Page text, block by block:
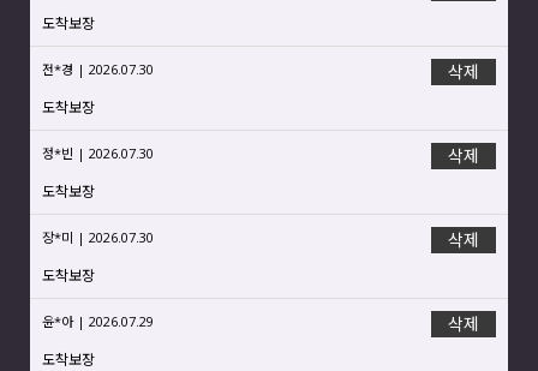
도착보장
전*경 | 2026.07.30 삭제
도착보장
정*빈 | 2026.07.30 삭제
도착보장
장*미 | 2026.07.30 삭제
도착보장
윤*아 | 2026.07.29 삭제
도착보장